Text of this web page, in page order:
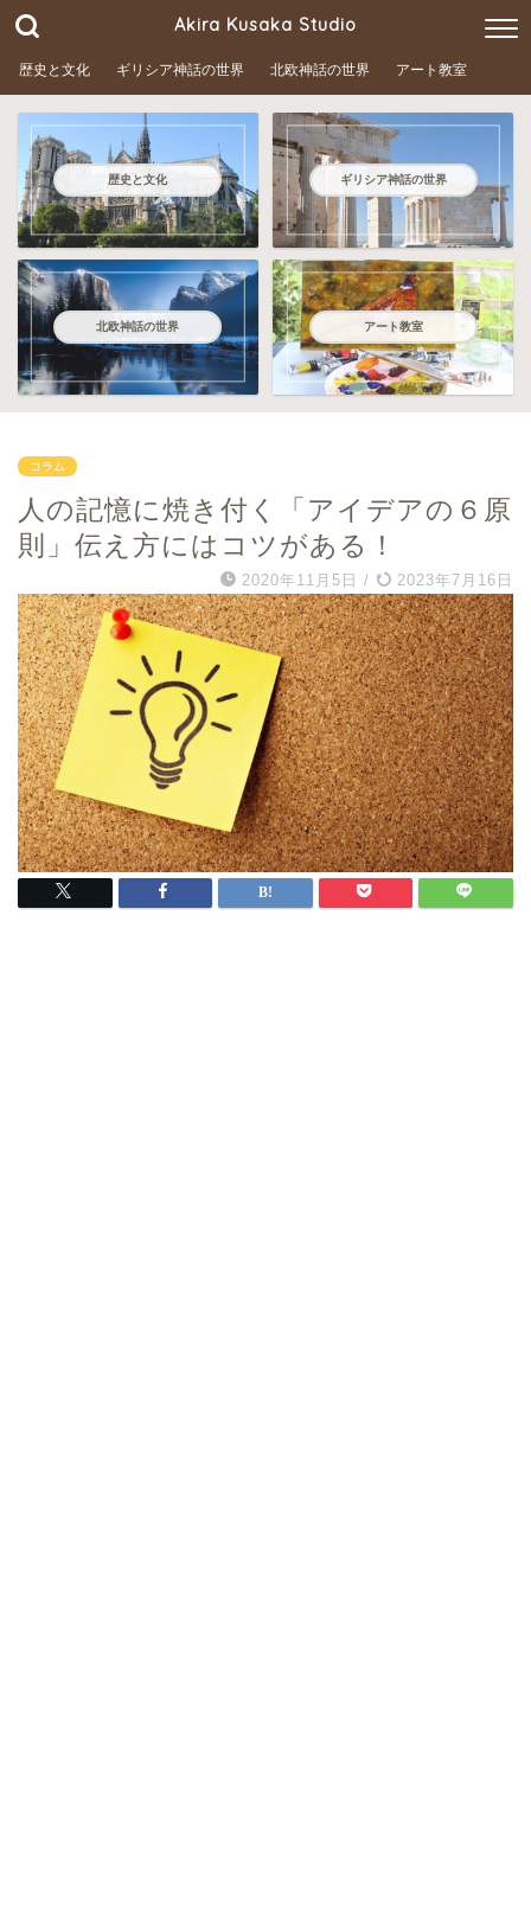
Akira Kusaka Studio
歴史と文化 ギリシア神話の世界 北欧神話の世界 アート教室
歴史と文化 ギリシア神話の世界
北欧神話の世界 アート教室
コラム
人の記憶に焼き付く「アイデアの６原
則」伝え方にはコツがある！
2020年11月5日 / 2023年7月16日